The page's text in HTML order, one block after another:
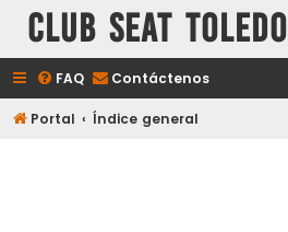
Club Seat Toledo
FAQ Contáctenos
Portal Índice general